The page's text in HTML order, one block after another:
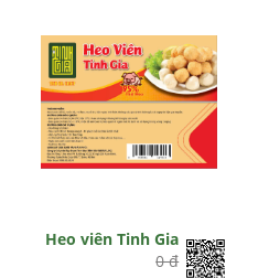
Heo viên Tinh Gia
0 đ